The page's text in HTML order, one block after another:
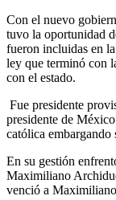
Con el nuevo
tuvo la oportunidad
fueron incluidas en
ley que terminó con
con el estado.
Fue presidente
presidente de
católica embargando
En su gestión
Maximiliano
venció a